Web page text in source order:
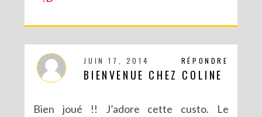
RÉPONDRE
JUIN 17, 2014
BIENVENUE CHEZ COLINE
Bien joué !! J’adore cette custo. Le